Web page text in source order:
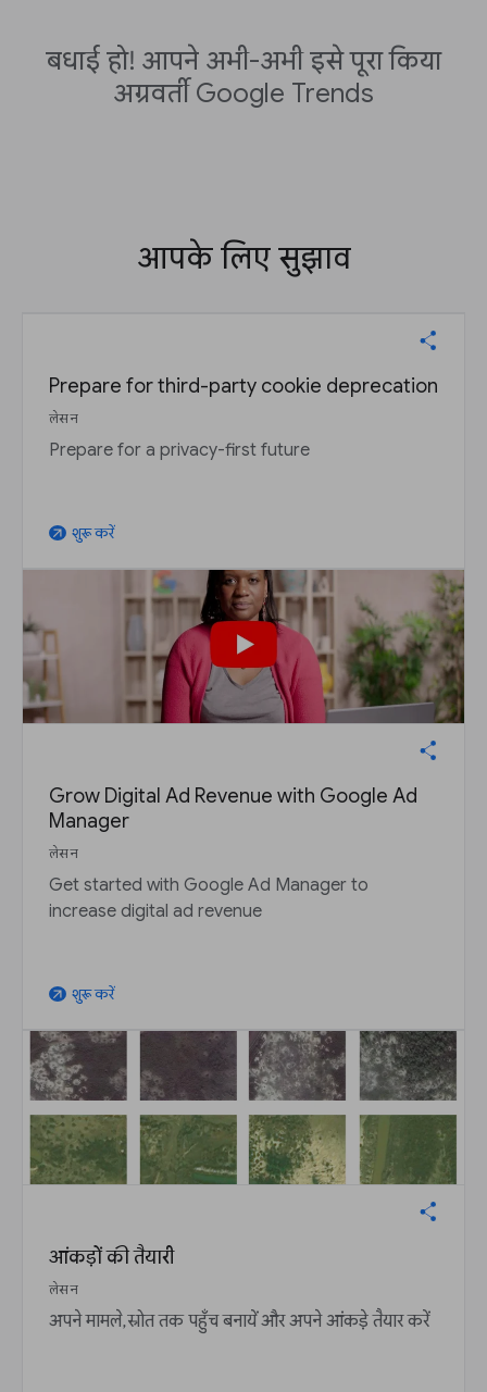
बधाई हो! आपने अभी-अभी इसे पूरा किया
अग्रवर्ती Google Trends
आपके लिए सुझाव
Prepare for third-party cookie deprecation
लेसन
Prepare for a privacy-first future
arrow_outward शुरू करें
Grow Digital Ad Revenue with Google Ad
Manager
लेसन
Get started with Google Ad Manager to
increase digital ad revenue
arrow_outward शुरू करें
आंकड़ों की तैयारी
लेसन
अपने मामले, स्रोत तक पहुँच बनायें और अपने आंकड़े तैयार करें